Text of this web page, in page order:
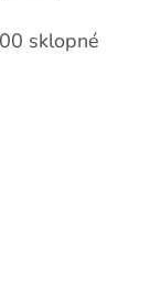
sklopné